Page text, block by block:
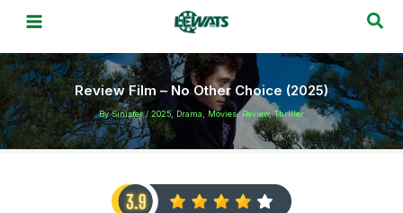
Review Film – No Other Choice (2025)
BySinister/2025, Drama Movies,Review,Thriller